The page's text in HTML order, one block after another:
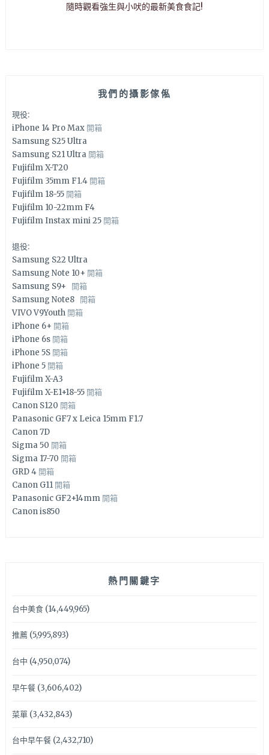
隨時觀看強生與小吠的最新美食食記!
我們的攝影傢俬
現役:
iPhone 14 Pro Max 開箱
Samsung S25 Ultra
Samsung S21 Ultra 開箱
Fujifilm X-T20
Fujifilm 35mm F1.4 開箱
Fujifilm 18-55 開箱
Fujifilm 10-22mm F4
Fujifilm Instax mini 25 開箱
退役:
Samsung S22 Ultra
Samsung Note 10+ 開箱
Samsung S9+ 開箱
Samsung Note8 開箱
VIVO V9Youth 開箱
iPhone 6+ 開箱
iPhone 6s 開箱
iPhone 5S 開箱
iPhone 5 開箱
Fujifilm X-A3
Fujifilm X-E1+18-55 開箱
Canon S120 開箱
Panasonic GF7 x Leica 15mm F1.7
Canon 7D
Sigma 50 開箱
Sigma 17-70 開箱
GRD 4 開箱
Canon G11 開箱
Panasonic GF2+14mm 開箱
Canon is850
熱門關鍵字
台中美食(14,449,965)
推薦(5,995,893)
台中 (4,950,074)
早午餐(3,606,402)
菜單(3,432,843)
台中早午餐(2,432,710)